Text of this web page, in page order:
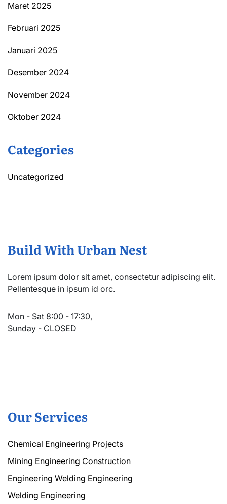
Maret 2025
Februari 2025
Januari 2025
Desember 2024
November 2024
Oktober 2024
Categories
Uncategorized
Build With Urban Nest
Lorem ipsum dolor sit amet, consectetur adipiscing elit.
Pellentesque in ipsum id orc.
Mon - Sat 8:00 - 17:30,
Sunday - CLOSED
Our Services
Chemical Engineering Projects
Mining Engineering Construction
Engineering Welding Engineering
Welding Engineering